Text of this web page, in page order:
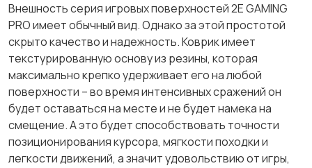
Внешность серия игровых поверхностей 2E GAMING
PRO имеет обычный вид. Однако за этой простотой
скрыто качество и надежность. Коврик имеет
текстурированную основу из резины, которая
максимально крепко удерживает его на любой
поверхности – во время интенсивных сражений он
будет оставаться на месте и не будет намека на
смещение. А это будет способствовать точности
позиционирования курсора, мягкости походки и
легкости движений, а значит удовольствию от игры,